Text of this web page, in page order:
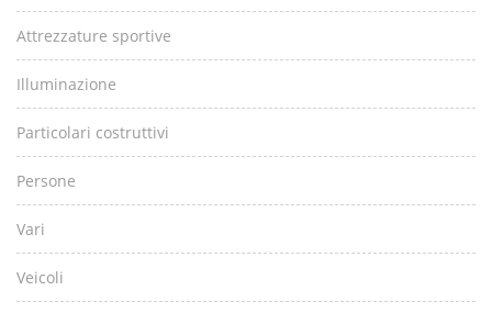
Attrezzature sportive
Illuminazione
Particolari costruttivi
Persone
Vari
Veicoli